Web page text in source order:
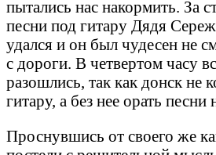
пытались нас накормить. За
песни под гитару Дядя
удался и он был чудесен не
с дороги. В четвертом часу
разошлись, так как донск не
гитару, а без нее орать песни
Проснувшись от своего же